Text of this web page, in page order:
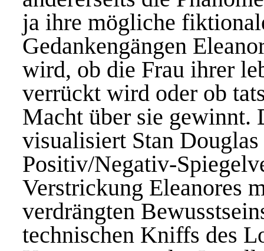
ja ihre mögliche
Gedankengängen
wird, ob die Frau ihrer
verrückt wird oder ob
Macht über sie gewinnt.
visualisiert Stan
Positiv/Negativ-
Verstrickung Eleanores
verdrängten
technischen Kniffs des